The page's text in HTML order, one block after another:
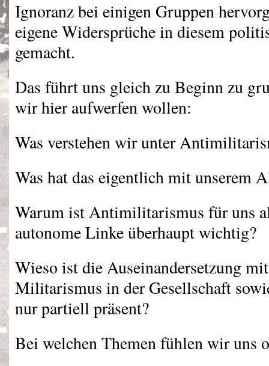
Ignoranz bei einigen Gruppen
eigene Widersprüche in diesem
gemacht.
Das führt uns gleich zu Beginn zu
wir hier aufwerfen wollen:
Was verstehen wir unter
Was hat das eigentlich mit unserem
Warum ist Antimilitarismus für uns
autonome Linke überhaupt wichtig?
Wieso ist die Auseinandersetzung
Militarismus in der Gesellschaft
nur partiell präsent?
Bei welchen Themen fühlen wir uns